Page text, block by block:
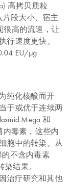
高拷贝质粒
段大小、宿主
很高的流速，让
行速度更快。
EU/µg
纯化核酸而开
于或优于连续两
Mega 和
内毒素，这些内
胞中的转染。从
的不含内毒素
结果。
治疗研究和其他